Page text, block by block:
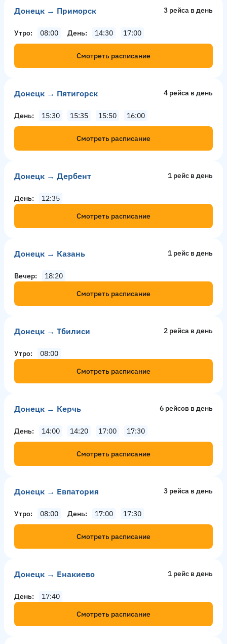
Донецк → Приморск 3 рейсa в день
Утро 08:00 День 14:30 17:00
Смотреть расписание
Донецк → Пятигорск 4 рейсa в день
День 15:30 15:35 15:50 16:00
Смотреть расписание
Донецк → Дербент 1 рейс в день
День
12:35
Смотреть расписание
Донецк → Казань 1 рейс в день
Вечер
18:20
Смотреть расписание
Донецк → Тбилиси 2 рейсa в день
Утро
08:00
Смотреть расписание
Донецк → Керчь 6 рейсов в день
День 14:00 14:20 17:00 17:30
Смотреть расписание
Донецк → Евпатория 3 рейсa в день
Утро 08:00 День 17:00 17:30
Смотреть расписание
Донецк → Енакиево 1 рейс в день
День
17:40
Смотреть расписание